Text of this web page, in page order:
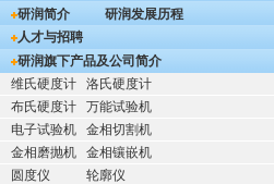
研润简介
研润发展历程
人才与招聘
研润旗下产品及公司简介
维氏硬度计
洛氏硬度计
布氏硬度计
万能试验机
电子试验机
金相切割机
金相磨抛机
金相镶嵌机
圆度仪
轮廓仪